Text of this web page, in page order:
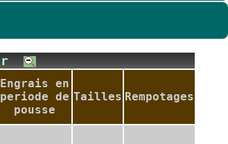
Engrais en
periode de
pousse
Tailles Rempotages